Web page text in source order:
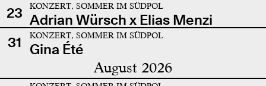
23
KONZERT, SOMMER IM SÜDPOL
Adrian Würsch x Elias Menzi
31
KONZERT, SOMMER IM SÜDPOL
Gina Été
August 2026